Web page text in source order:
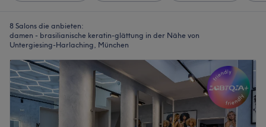
8 Salons die anbieten:
damen - brasilianische keratin-glättung in der Nähe von
Untergiesing-Harlaching, München